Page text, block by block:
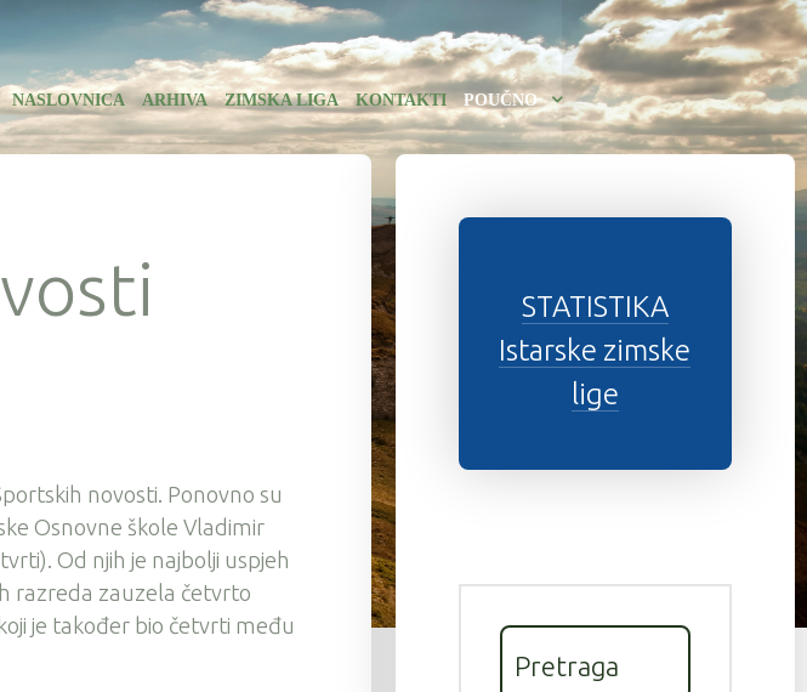
NASLOVNICA ARHIVA ZIMSKA LIGA KONTAKTI POUČNO
novosti. Ponovno su
Osnovne škole Vladimir
Od njih je najbolji uspjeh
razreda zauzela četvrto
je također bio četvrti među
STATISTIKA
Istarske zimske
lige
Pretraga